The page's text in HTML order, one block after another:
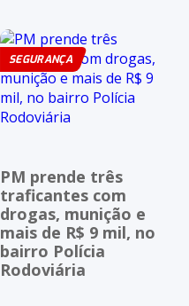
SEGURANÇA
PM prende três
traficantes com
drogas, munição e
mais de R$ 9 mil, no
bairro Polícia
Rodoviária